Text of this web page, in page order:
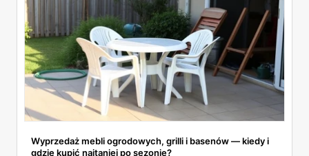
Wyprzedaż mebli ogrodowych, grilli i basenów — kiedy i
gdzie kupić najtaniej po sezonie?